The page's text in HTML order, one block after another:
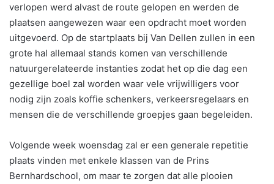
verlopen werd alvast de route gelopen en werden de
plaatsen aangewezen waar een opdracht moet worden
uitgevoerd. Op de startplaats bij Van Dellen zullen in een
grote hal allemaal stands komen van verschillende
natuurgerelateerde instanties zodat het op die dag een
gezellige boel zal worden waar vele vrijwilligers voor
nodig zijn zoals koffie schenkers, verkeersregelaars en
mensen die de verschillende groepjes gaan begeleiden.
Volgende week woensdag zal er een generale repetitie
plaats vinden met enkele klassen van de Prins
Bernhardschool, om maar te zorgen dat alle plooien